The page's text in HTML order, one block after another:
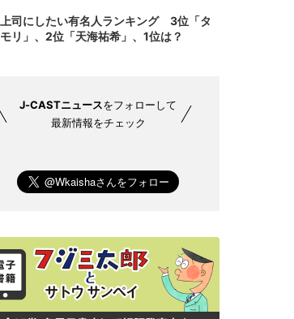
上司にしたい有名人ランキング 3位「タ
モリ」、2位「天海祐希」、1位は？
J-CASTニュースをフォローして
最新情報をチェック